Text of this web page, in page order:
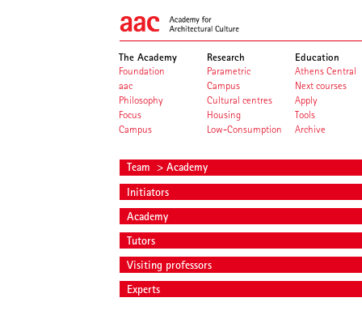
The Academy
Foundation
aac
Philosophy
Focus
Campus
Research
Parametric
Campus
Cultural centres
Housing
Low-Consumption
Education
Athens Central
Next courses
Apply
Tools
Archive
Team > Academy
Initiators
Academy
Tutors
Visiting professors
Experts